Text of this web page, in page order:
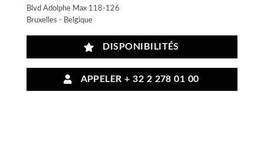
Blvd Adolphe Max 118-126
Bruxelles - Belgique
DISPONIBILITÉS
APPELER + 32 2 278 01 00